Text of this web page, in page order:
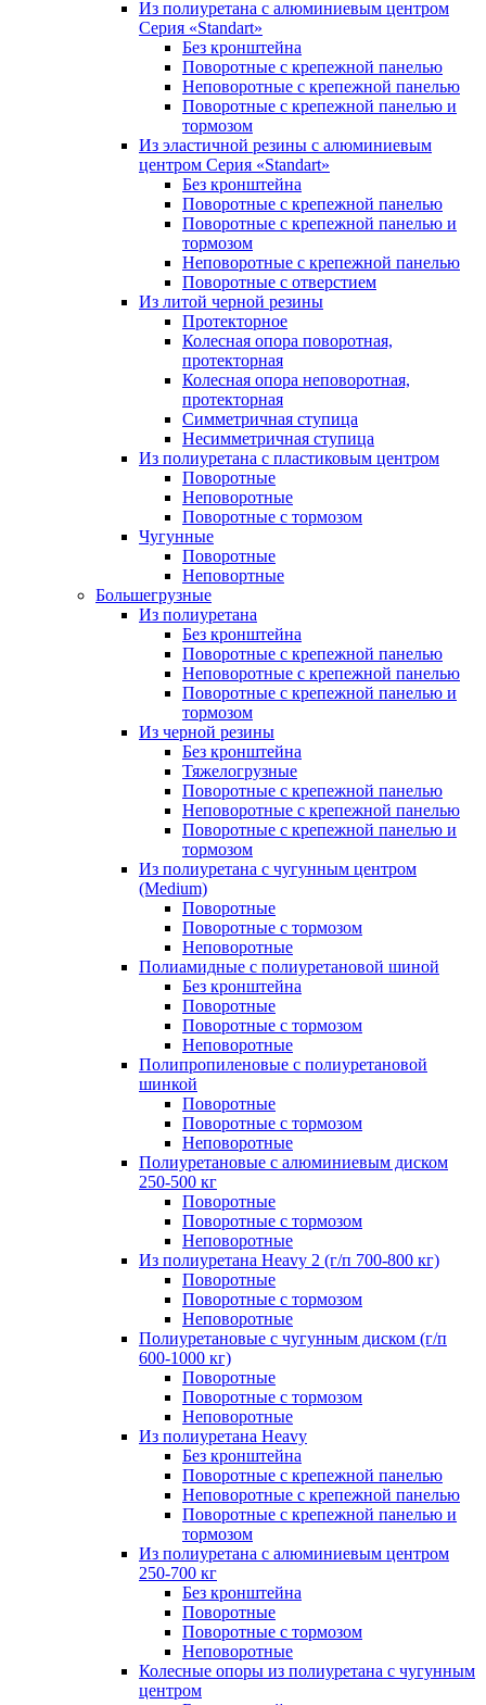
Из полиуретана с алюминиевым центром
Серия «Standart»
Без кронштейна
Поворотные с крепежной панелью
Неповоротные с крепежной панелью
Поворотные с крепежной панелью и
тормозом
Из эластичной резины с алюминиевым
центром Серия «Standart»
Без кронштейна
Поворотные с крепежной панелью
Поворотные с крепежной панелью и
тормозом
Неповоротные с крепежной панелью
Поворотные с отверстием
Из литой черной резины
Протекторное
Колесная опора поворотная,
протекторная
Колесная опора неповоротная,
протекторная
Симметричная ступица
Несимметричная ступица
Из полиуретана с пластиковым центром
Поворотные
Неповоротные
Поворотные с тормозом
Чугунные
Поворотные
Неповортные
Большегрузные
Из полиуретана
Без кронштейна
Поворотные с крепежной панелью
Неповоротные с крепежной панелью
Поворотные с крепежной панелью и
тормозом
Из черной резины
Без кронштейна
Тяжелогрузные
Поворотные с крепежной панелью
Неповоротные с крепежной панелью
Поворотные с крепежной панелью и
тормозом
Из полиуретана с чугунным центром
(Medium)
Поворотные
Поворотные с тормозом
Неповоротные
Полиамидные с полиуретановой шиной
Без кронштейна
Поворотные
Поворотные с тормозом
Неповоротные
Полипропиленовые с полиуретановой
шинкой
Поворотные
Поворотные с тормозом
Неповоротные
Полиуретановые с алюминиевым диском
250-500 кг
Поворотные
Поворотные с тормозом
Неповоротные
Из полиуретана Heavy 2 (г/п 700-800 кг)
Поворотные
Поворотные с тормозом
Неповоротные
Полиуретановые с чугунным диском (г/п
600-1000 кг)
Поворотные
Поворотные с тормозом
Неповоротные
Из полиуретана Heavy
Без кронштейна
Поворотные с крепежной панелью
Неповоротные с крепежной панелью
Поворотные с крепежной панелью и
тормозом
Из полиуретана с алюминиевым центром
250-700 кг
Без кронштейна
Поворотные
Поворотные с тормозом
Неповоротные
Колесные опоры из полиуретана с чугунным
центром